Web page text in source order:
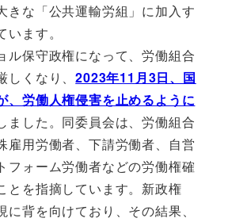
きな「公共運輸労組」に加入す
ます。
ル保守政権になって、労働組合
しくなり、2023年11月3日、国
、労働人権侵害を止めるように
ました。同委員会は、労働組合
雇用労働者、下請労働者、自営
フォーム労働者などの労働権確
とを指摘しています。新政権
に背を向けており、その結果、